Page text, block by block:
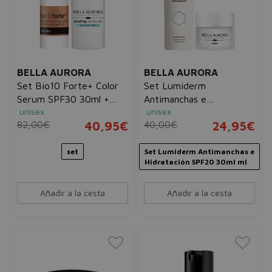
BELLA AURORA
Set Bio10 Forte+ Color
Serum SPF30 30ml +
Peeling Exfoliante 30ml
unisex
82,00€ 40,95€
set
Añadir a la cesta
BELLA AURORA
Set Lumiderm
Antimanchas e
Hidratación SPF20 30ml
+ Contorno de Ojos 15ml
unisex
40,00€ 24,95€
Set Lumiderm Antimanchas e
Hidratación SPF20 30ml ml
Añadir a la cesta